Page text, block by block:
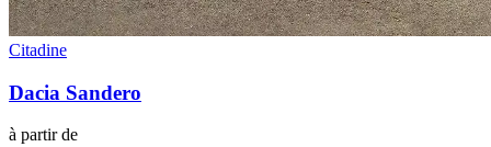
Citadine
Dacia Sandero
à partir de